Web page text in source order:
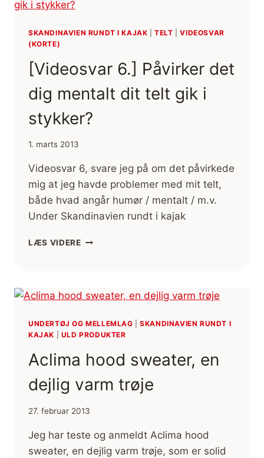
SKANDINAVIEN RUNDT I KAJAK |TELT |VIDEOSVAR
(KORTE)
[Videosvar 6.] Påvirker det
dig mentalt dit telt gik i
stykker?
1. marts 2013
Videosvar 6, svare jeg på om det påvirkede
mig at jeg havde problemer med mit telt,
både hvad angår humør / mentalt / m.v.
Under Skandinavien rundt i kajak
LÆS VIDERE[VIDEOSVAR
MENTALT
TELT
GIK
STYKKER?
UNDERTØJ OG MELLEMLAG |SKANDINAVIEN RUNDT I
KAJAK
ULD PRODUKTER
Aclima hood sweater, en
dejlig varm trøje
27. februar 2013
Jeg har teste og anmeldt Aclima hood
sweater, en dejlig varm trøje, som er solid